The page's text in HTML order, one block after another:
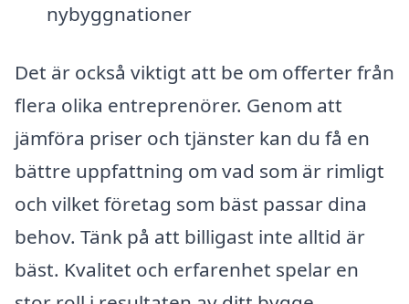
nybyggnationer
Det är också viktigt att be om offerter från
flera olika entreprenörer. Genom att
jämföra priser och tjänster kan du få en
bättre uppfattning om vad som är rimligt
och vilket företag som bäst passar dina
behov. Tänk på att billigast inte alltid är
bäst. Kvalitet och erfarenhet spelar en